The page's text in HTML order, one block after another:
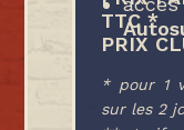
TTC *
PRIX
* pour 1
sur les 2